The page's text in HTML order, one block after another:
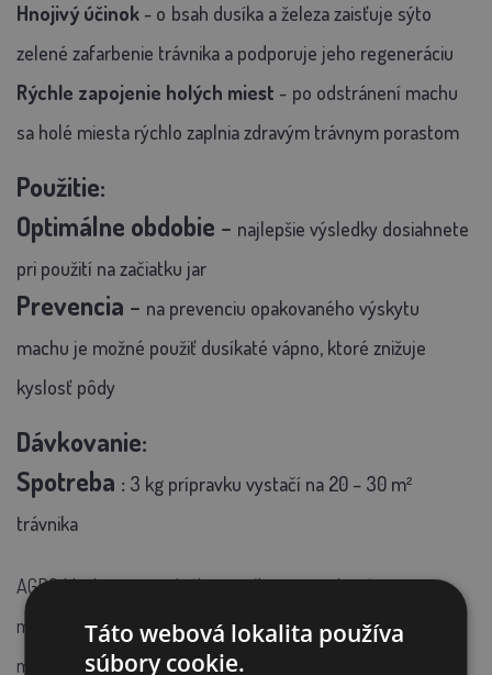
Hnojivý účinok - o bsah dusíka a železa zaisťuje sýto
zelené zafarbenie trávnika a podporuje jeho regeneráciu
Rýchle zapojenie holých miest - po odstránení machu
sa holé miesta rýchlo zaplnia zdravým trávnym porastom
Použitie:
Optimálne obdobie - najlepšie výsledky dosiahnete
pri použití na začiatku jar
Prevencia - na prevenciu opakovaného výskytu
machu je možné použiť dusíkaté vápno, ktoré znižuje
kyslosť pôdy
Dávkovanie:
Spotreba : 3 kg prípravku vystačí na 20 – 30 m²
trávnika
AGRO Mech-stop je ideálnou voľbou pre zdravý,
machuprostý trávnik. Prípravok nielen efektívne likviduje
mach, ale taktiež podporuje rast a hustotu vášho trávnika,
Táto webová lokalita používa
súbory cookie.